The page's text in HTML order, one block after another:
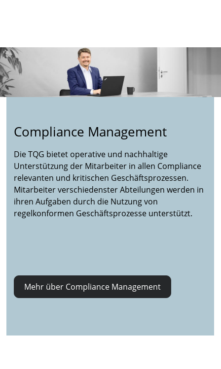
Compliance Management
Die TQG bietet operative und nachhaltige
Unterstützung der Mitarbeiter in allen Compliance
relevanten und kritischen Geschäftsprozessen.
Mitarbeiter verschiedenster Abteilungen werden in
ihren Aufgaben durch die Nutzung von
regelkonformen Geschäftsprozesse unterstützt.
Mehr über Compliance Management